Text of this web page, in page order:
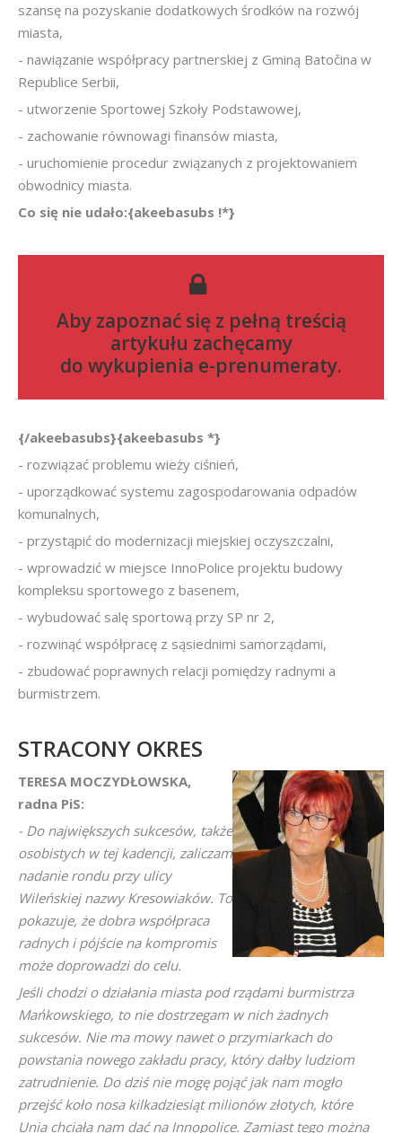
szansę na pozyskanie dodatkowych środków na rozwój
miasta,
- nawiązanie współpracy partnerskiej z Gminą Batočina w
Republice Serbii,
- utworzenie Sportowej Szkoły Podstawowej,
- zachowanie równowagi finansów miasta,
- uruchomienie procedur związanych z projektowaniem
obwodnicy miasta.
Co się nie udało:{akeebasubs !*}
Aby zapoznać się z pełną treścią
artykułu zachęcamy
do wykupienia e-prenumeraty.
{/akeebasubs}{akeebasubs *}
- rozwiązać problemu wieży ciśnień,
- uporządkować systemu zagospodarowania odpadów
komunalnych,
- przystąpić do modernizacji miejskiej oczyszczalni,
- wprowadzić w miejsce InnoPolice projektu budowy
kompleksu sportowego z basenem,
- wybudować salę sportową przy SP nr 2,
- rozwinąć współpracę z sąsiednimi samorządami,
- zbudować poprawnych relacji pomiędzy radnymi a
burmistrzem.
STRACONY OKRES
TERESA MOCZYDŁOWSKA,
radna PiS:
- Do największych sukcesów, także
osobistych w tej kadencji, zaliczam
nadanie rondu przy ulicy
Wileńskiej nazwy Kresowiaków. To
pokazuje, że dobra współpraca
radnych i pójście na kompromis
może doprowadzi do celu.
Jeśli chodzi o działania miasta pod rządami burmistrza
Mańkowskiego, to nie dostrzegam w nich żadnych
sukcesów. Nie ma mowy nawet o przymiarkach do
powstania nowego zakładu pracy, który dałby ludziom
zatrudnienie. Do dziś nie mogę pojąć jak nam mogło
przejść koło nosa kilkadziesiąt milionów złotych, które
Unia chciała nam dać na Innopolice. Zamiast tego można